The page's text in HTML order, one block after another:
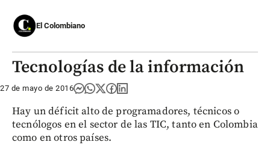
El Colombiano
Tecnologías de la información
27 de mayo de 2016
Hay un déficit alto de programadores, técnicos o
tecnólogos en el sector de las TIC, tanto en Colombia
como en otros países.